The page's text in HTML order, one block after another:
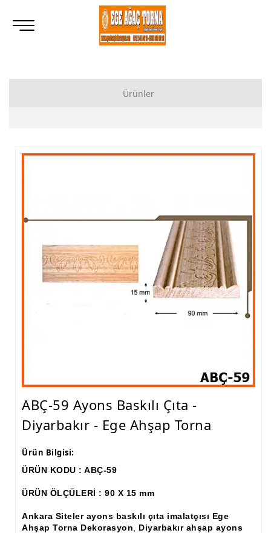
Ürünler
Ham Ahşap Yemek Masası İmalatı, Modelleri
Ham Ahşap Sandalye İmalatı, Modelleri
Ham Ahşap Zigon Sehpa İmalatı, Modelleri
Ham Ahşap Fiskos Sehpa İmalatı, Modelleri
Ham Ahşap Orta ve Yan Sehpa İmalatı, Modelleri
Ham Ahşap Konsol İmalatı, Modelleri
Ham Ahşap Saksılık Çiçeklik İmalatı, Modelleri
Ham Ahşap Makyaj Masası İmalatı Modelleri
Ham Ahşap Çalışma Masası İmalatı, Modelleri
Ham Ahşap Boy Aynası İmalatı, Modelleri
ABÇ-59 Ayons Baskılı Çıta -
Diyarbakır - Ege Ahşap Torna
Ürün Bilgisi:
ÜRÜN KODU : ABÇ-59
ÜRÜN ÖLÇÜLERİ : 90 X 15 mm
Ankara Siteler ayons baskılı çıta imalatçısı Ege
Ahşap Torna Dekorasyon
Diyarbakır ahşap ayons